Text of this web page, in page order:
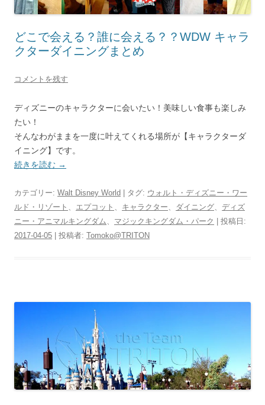
どこで会える？誰に会える？？WDW キャラ
クターダイニングまとめ
コメントを残す
ディズニーのキャラクターに会いたい！美味しい食事も楽しみ
たい！
そんなわがままを一度に叶えてくれる場所が【キャラクターダ
イニング】です。
続きを読む →
カテゴリー: Walt Disney World | タグ: ウォルト・ディズニー・ワー
ルド・リゾート
エプコット キャラクター ダイニング
ディズ
ニー・アニマルキングダム
マジックキングダム・パーク | 投稿日:
2017-04-05 | 投稿者: Tomoko@TRITON